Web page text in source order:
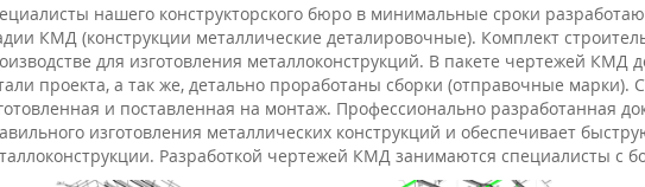
нашего конструкторского бюро в минимальные сроки
КМД (конструкции металлические деталировочные). Комплект
для изготовления металлоконструкций. В пакете чертежей
проекта, а так же, детально проработаны сборки (отправочные марки).
и поставленная на монтаж. Профессионально разработанная
изготовления металлических конструкций и обеспечивает
Разработкой чертежей КМД занимаются специалисты с